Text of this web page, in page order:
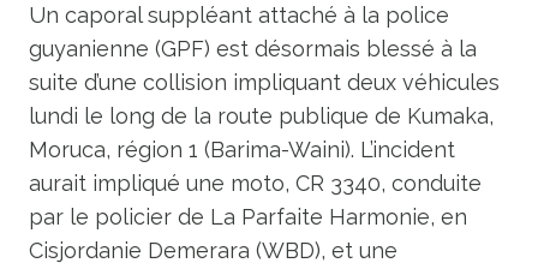
Un caporal suppléant attaché à la police
guyanienne (GPF) est désormais blessé à la
suite d’une collision impliquant deux véhicules
lundi le long de la route publique de Kumaka,
Moruca, région 1 (Barima-Waini). L’incident
aurait impliqué une moto, CR 3340, conduite
par le policier de La Parfaite Harmonie, en
Cisjordanie Demerara (WBD), et une